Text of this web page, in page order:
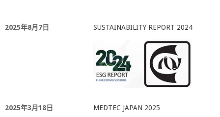
2025年8月7日 SUSTAINABILITY REPORT 2024
2025年3月18日 MEDTEC JAPAN 2025